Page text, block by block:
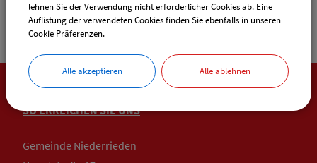
SO ERREICHEN SIE UNS
Gemeinde Niederrieden
lehnen Sie der Verwendung nicht erforderlicher Cookies ab. Eine
Auflistung der verwendeten Cookies finden Sie ebenfalls in unseren
Cookie Präferenzen.
Alle akzeptieren Alle ablehnen